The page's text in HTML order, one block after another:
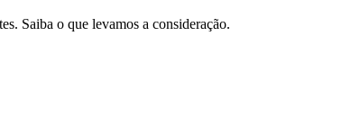
Saiba o que levamos a consideração.